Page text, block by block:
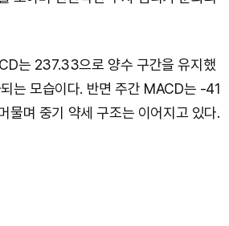
는 237.33으로 양수 구간을 유지했
는 모습이다. 반면 주간 MACD는 -41
물며 중기 약세 구조는 이어지고 있다.